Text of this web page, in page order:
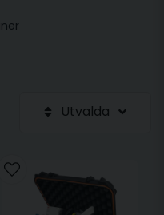
Utvalda